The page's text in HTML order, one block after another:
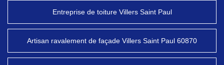
Entreprise de toiture Villers Saint Paul
Artisan ravalement de façade Villers Saint Paul 60870